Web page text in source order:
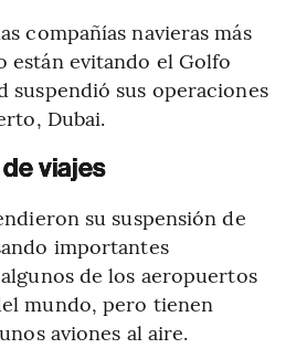
compañías navieras más
están evitando el Golfo
suspendió sus operaciones
Dubai.
viajes
su suspensión de
importantes
de los aeropuertos
mundo, pero tienen
aviones al aire.